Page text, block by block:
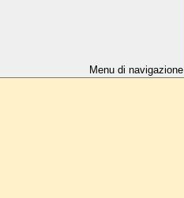
Menu di navigazione